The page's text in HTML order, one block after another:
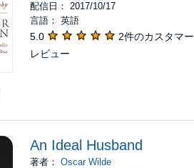
配信日： 2017/10/17
言語： 英語
5.0
2件のカスタマー
レビュー
An Ideal Husband
著者：Oscar Wilde